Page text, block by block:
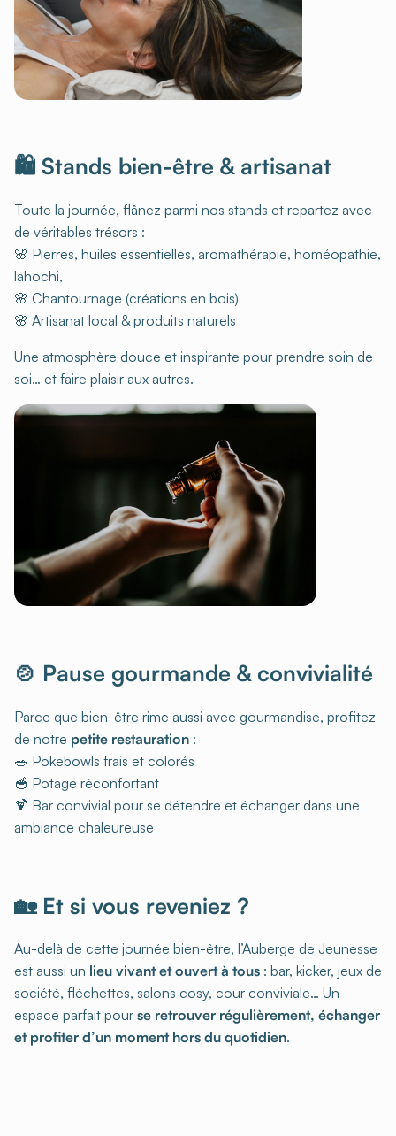
🛍 Stands bien-être & artisanat
Toute la journée, flânez parmi nos stands et repartez avec
de véritables trésors :
🌸 Pierres, huiles essentielles, aromathérapie, homéopathie,
lahochi,
🌸 Chantournage (créations en bois)
🌸 Artisanat local & produits naturels
Une atmosphère douce et inspirante pour prendre soin de
soi… et faire plaisir aux autres.
🍲 Pause gourmande & convivialité
Parce que bien-être rime aussi avec gourmandise, profitez
de notre petite restauration :
🥗 Pokebowls frais et colorés
🥣 Potage réconfortant
🍹 Bar convivial pour se détendre et échanger dans une
ambiance chaleureuse
🏡 Et si vous reveniez ?
Au-delà de cette journée bien-être, l’Auberge de Jeunesse
est aussi un lieu vivant et ouvert à tous : bar, kicker, jeux de
société, fléchettes, salons cosy, cour conviviale… Un
espace parfait pour se retrouver régulièrement, échanger
et profiter d’un moment hors du quotidien.